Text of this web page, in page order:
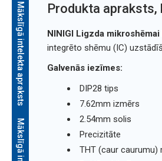
Mākslīgā intelekta apraksts
Produkta
NINIGI Ligzda
integrēto shēmu (IC)
Galvenās iezīmes:
DIP28 tips
7.62mm izmērs
2.54mm solis
Precizitāte
THT (caur caurumu)